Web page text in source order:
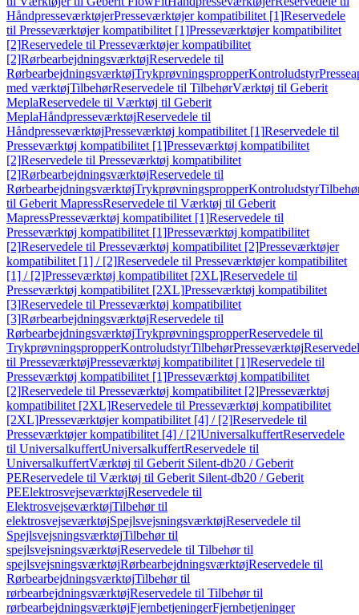
HåndpresseværktøjerPresseværktøjer kompatibilitet [1]Reservedele
til Presseværktøjer kompatibilitet [1]Presseværktøjer kompatibilitet
[2]Reservedele til Presseværktøjer kompatibilitet
[2]RørbearbejdningsværktøjReservedele til
RørbearbejdningsværktøjTrykprøvningspropperKontroludstyr
med værktøjTilbehørReservedele til TilbehørVærktøj til Geberit
MeplaReservedele til Værktøj til Geberit
MeplaHåndpresseværktøjReservedele til
HåndpresseværktøjPresseværktøj kompatibilitet [1]Reservedele til
Presseværktøj kompatibilitet [1]Presseværktøj kompatibilitet
[2]Reservedele til Presseværktøj kompatibilitet
[2]RørbearbejdningsværktøjReservedele til
RørbearbejdningsværktøjTrykprøvningspropperKontroludstyr
til Geberit MapressReservedele til Værktøj til Geberit
MapressPresseværktøj kompatibilitet [1]Reservedele til
Presseværktøj kompatibilitet [1]Presseværktøj kompatibilitet
[2]Reservedele til Presseværktøj kompatibilitet [2]Presseværktøjer
kompatibilitet [1] / [2]Reservedele til Presseværktøjer kompatibilitet
[1] / [2]Presseværktøj kompatibilitet [2XL]Reservedele til
Presseværktøj kompatibilitet [2XL]Presseværktøj kompatibilitet
[3]Reservedele til Presseværktøj kompatibilitet
[3]RørbearbejdningsværktøjReservedele til
RørbearbejdningsværktøjTrykprøvningspropperReservedele til
TrykprøvningspropperKontroludstyrTilbehørPresseværktøj
til PresseværktøjPresseværktøj kompatibilitet [1]Reservedele til
Presseværktøj kompatibilitet [1]Presseværktøj kompatibilitet
[2]Reservedele til Presseværktøj kompatibilitet [2]Presseværktøj
kompatibilitet [2XL]Reservedele til Presseværktøj kompatibilitet
[2XL]Presseværktøjer kompatibilitet [4] / [2]Reservedele til
Presseværktøjer kompatibilitet [4] / [2]UniversalkuffertReservedele
til UniversalkuffertUniversalkuffertReservedele til
UniversalkuffertVærktøj til Geberit Silent-db20 / Geberit
PEReservedele til Værktøj til Geberit Silent-db20 / Geberit
PEElektrosvejseværktøjReservedele til
ElektrosvejseværktøjTilbehør til
elektrosvejseværktøjSpejlsvejsningsværktøjReservedele til
SpejlsvejsningsværktøjTilbehør til
spejlsvejsningsværktøjReservedele til Tilbehør til
spejlsvejsningsværktøjRørbearbejdningsværktøjReservedele til
RørbearbejdningsværktøjTilbehør til
rørbearbejdningsværktøjReservedele til Tilbehør til
rørbearbejdningsværktøjFjernbetjeningerFjernbetjeninger